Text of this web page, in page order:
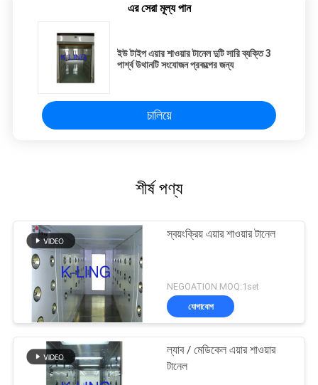
এর সেরা মূল্য পান
ইউ টাইপ এয়ার শাওয়ার টানেল দুটি সারি ব্যক্তি 3
পার্শ্ব উথানটি সংযোজন প্রকল্পের জন্য
চালিয়ে
শীর্ষ পণ্য
স্বয়ংক্রিয় এয়ার শাওয়ার টানেল
NEGOATION MOQ:1set
যোগাযোগ
ল্যাব / মেডিকেল এয়ার শাওয়ার
টানেল